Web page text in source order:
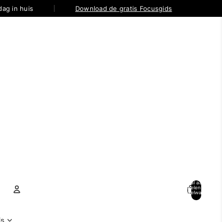
in huis Download de gratis Focusgids
Totaal aantal
artikelen in
winkelwagen: